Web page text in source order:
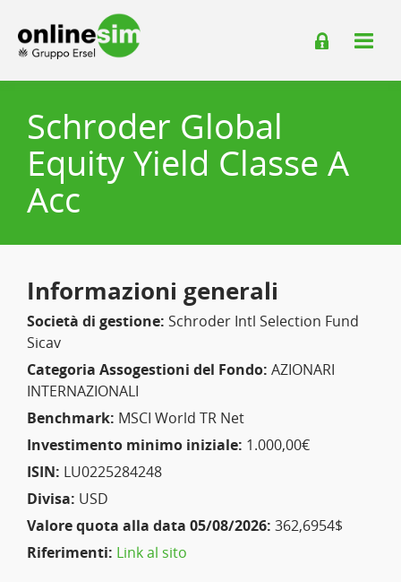
Schroder Global
Equity Yield Classe A
Acc
Informazioni generali
Società di gestione: Schroder Intl Selection Fund
Sicav
Categoria Assogestioni del Fondo: AZIONARI
INTERNAZIONALI
Benchmark: MSCI World TR Net
Investimento minimo iniziale: 1.000,00€
ISIN: LU0225284248
Divisa: USD
Valore quota alla data 05/08/2026: 362,6954$
Riferimenti: Link al sito